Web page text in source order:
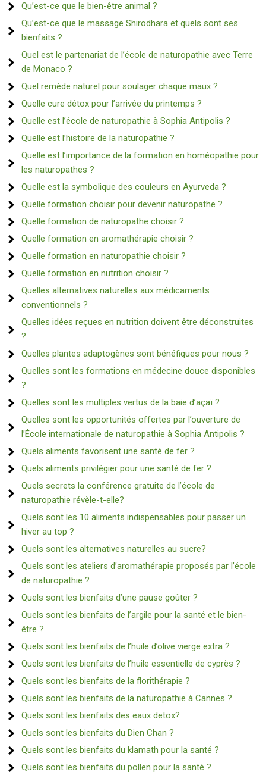
Qu’est-ce que le bien-être animal ?
Qu’est-ce que le massage Shirodhara et quels sont ses
bienfaits ?
Quel est le partenariat de l’école de naturopathie avec Terre
de Monaco ?
Quel remède naturel pour soulager chaque maux ?
Quelle cure détox pour l’arrivée du printemps ?
Quelle est l’école de naturopathie à Sophia Antipolis ?
Quelle est l’histoire de la naturopathie ?
Quelle est l’importance de la formation en homéopathie pour
les naturopathes ?
Quelle est la symbolique des couleurs en Ayurveda ?
Quelle formation choisir pour devenir naturopathe ?
Quelle formation de naturopathe choisir ?
Quelle formation en aromathérapie choisir ?
Quelle formation en naturopathie choisir ?
Quelle formation en nutrition choisir ?
Quelles alternatives naturelles aux médicaments
conventionnels ?
Quelles idées reçues en nutrition doivent être déconstruites
?
Quelles plantes adaptogènes sont bénéfiques pour nous ?
Quelles sont les formations en médecine douce disponibles
?
Quelles sont les multiples vertus de la baie d’açaï ?
Quelles sont les opportunités offertes par l’ouverture de
l’École internationale de naturopathie à Sophia Antipolis ?
Quels aliments favorisent une santé de fer ?
Quels aliments privilégier pour une santé de fer ?
Quels secrets la conférence gratuite de l’école de
naturopathie révèle-t-elle?
Quels sont les 10 aliments indispensables pour passer un
hiver au top ?
Quels sont les alternatives naturelles au sucre?
Quels sont les ateliers d’aromathérapie proposés par l’école
de naturopathie ?
Quels sont les bienfaits d’une pause goûter ?
Quels sont les bienfaits de l’argile pour la santé et le bien-
être ?
Quels sont les bienfaits de l’huile d’olive vierge extra ?
Quels sont les bienfaits de l’huile essentielle de cyprès ?
Quels sont les bienfaits de la florithérapie ?
Quels sont les bienfaits de la naturopathie à Cannes ?
Quels sont les bienfaits des eaux detox?
Quels sont les bienfaits du Dien Chan ?
Quels sont les bienfaits du klamath pour la santé ?
Quels sont les bienfaits du pollen pour la santé ?